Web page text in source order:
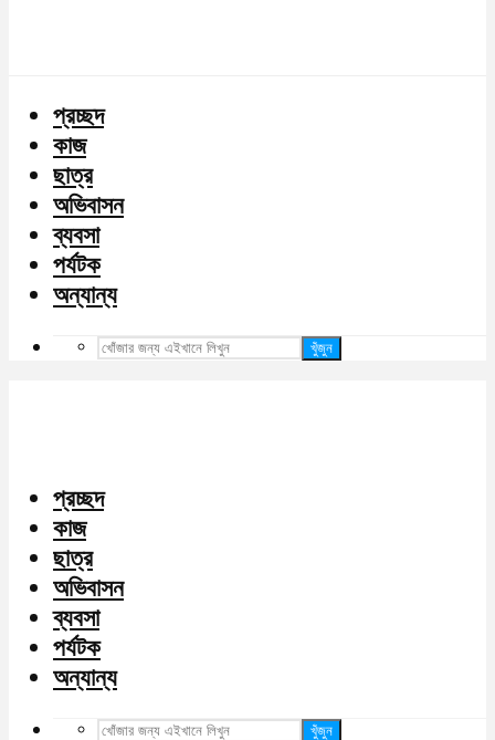
প্রচ্ছদ
কাজ
ছাত্র
অভিবাসন
ব্যবসা
পর্যটক
অন্যান্য
খুঁজুন
প্রচ্ছদ
কাজ
ছাত্র
অভিবাসন
ব্যবসা
পর্যটক
অন্যান্য
খুঁজুন